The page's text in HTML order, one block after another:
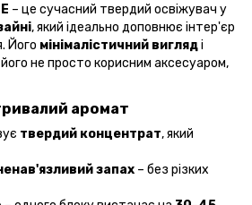
– це сучасний твердий освіжувач у
, який ідеально доповнює інтер'єр
Його мінімалістичний вигляді
не просто корисним аксесуаром,
аромат
твердий концентрат, який
запах – без різких